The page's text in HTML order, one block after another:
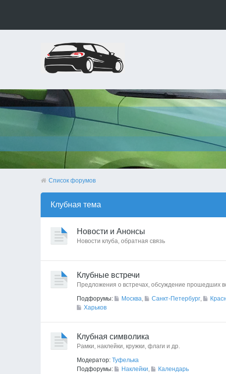
Список форумов
Клубная тема
Новости и Анонсы
Новости клуба, обратная связь
Клубные встречи
Предложения о встречах, обсуждение прошедших
Подфорумы:
Москва, Санкт-Петербург,
Харьков
Клубная символика
Рамки, наклейки, кружки, флаги и др.
Модератор: Туфелька
Подфорумы:
Наклейки, Календарь